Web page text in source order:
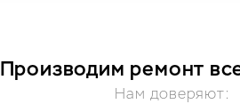
Производим ремонт
Нам доверяют: